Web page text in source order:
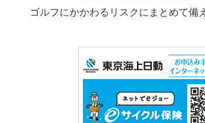
ゴルフにかかわるリスクにまとめて備